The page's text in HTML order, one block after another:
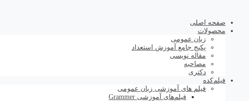
صفحه اصلی
محصولات
زبان عمومی
پکیج جامع آموزش استعداد
مقاله نویسی
مصاحبه
دکتری
فیلم‌کده
فیلم های آموزشی زبان عمومی
فیلم‌های آموزشی Grammer